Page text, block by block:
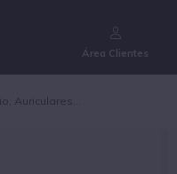
Área Clientes